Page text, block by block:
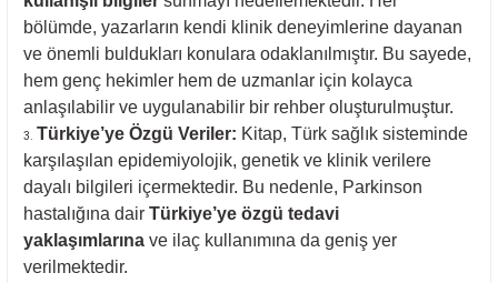
bölümde, yazarların kendi klinik deneyimlerine dayanan
ve önemli buldukları konulara odaklanılmıştır. Bu sayede,
hem genç hekimler hem de uzmanlar için kolayca
anlaşılabilir ve uygulanabilir bir rehber oluşturulmuştur.
Türkiye’ye Özgü Veriler: Kitap, Türk sağlık sisteminde
karşılaşılan epidemiyolojik, genetik ve klinik verilere
dayalı bilgileri içermektedir. Bu nedenle, Parkinson
hastalığına dair Türkiye’ye özgü tedavi
yaklaşımlarına ve ilaç kullanımına da geniş yer
verilmektedir.